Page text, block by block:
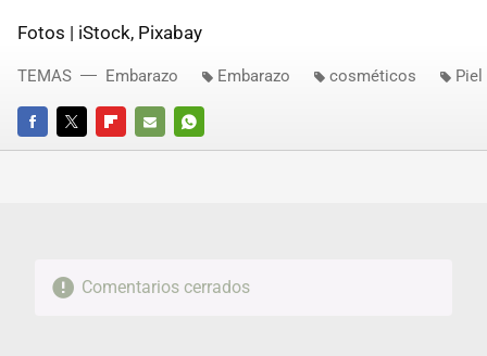
Fotos | iStock, Pixabay
FACEBOOKTWITTERFLIPBOARD
E-
WHATSAPP
TEMAS Embarazo Embarazo cosméticos Piel
Comentarios cerrados